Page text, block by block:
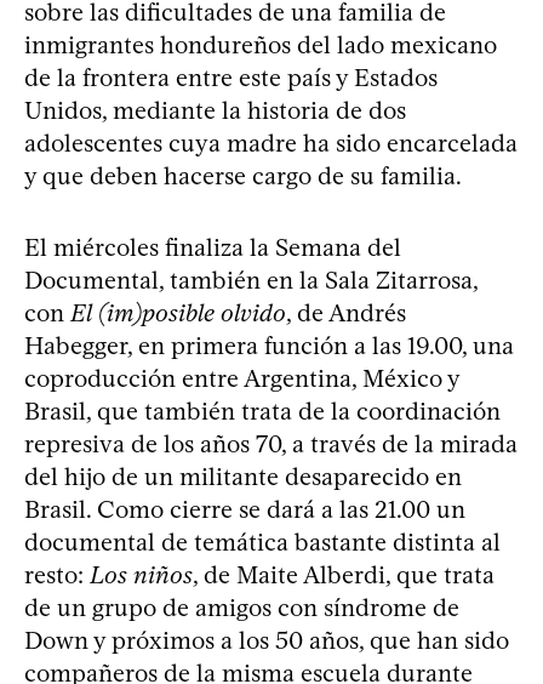
sobre las dificultades de una familia de
inmigrantes hondureños del lado mexicano
de la frontera entre este país y Estados
Unidos, mediante la historia de dos
adolescentes cuya madre ha sido encarcelada
y que deben hacerse cargo de su familia.
El miércoles finaliza la Semana del
Documental, también en la Sala Zitarrosa,
conEl (im)posible olvido, de Andrés
Habegger, en primera función a las 19.00, una
coproducción entre Argentina, México y
Brasil, que también trata de la coordinación
represiva de los años 70, a través de la mirada
del hijo de un militante desaparecido en
Brasil. Como cierre se dará a las 21.00 un
documental de temática bastante distinta al
resto:Los niños, de Maite Alberdi, que trata
de un grupo de amigos con síndrome de
Down y próximos a los 50 años, que han sido
compañeros de la misma escuela durante